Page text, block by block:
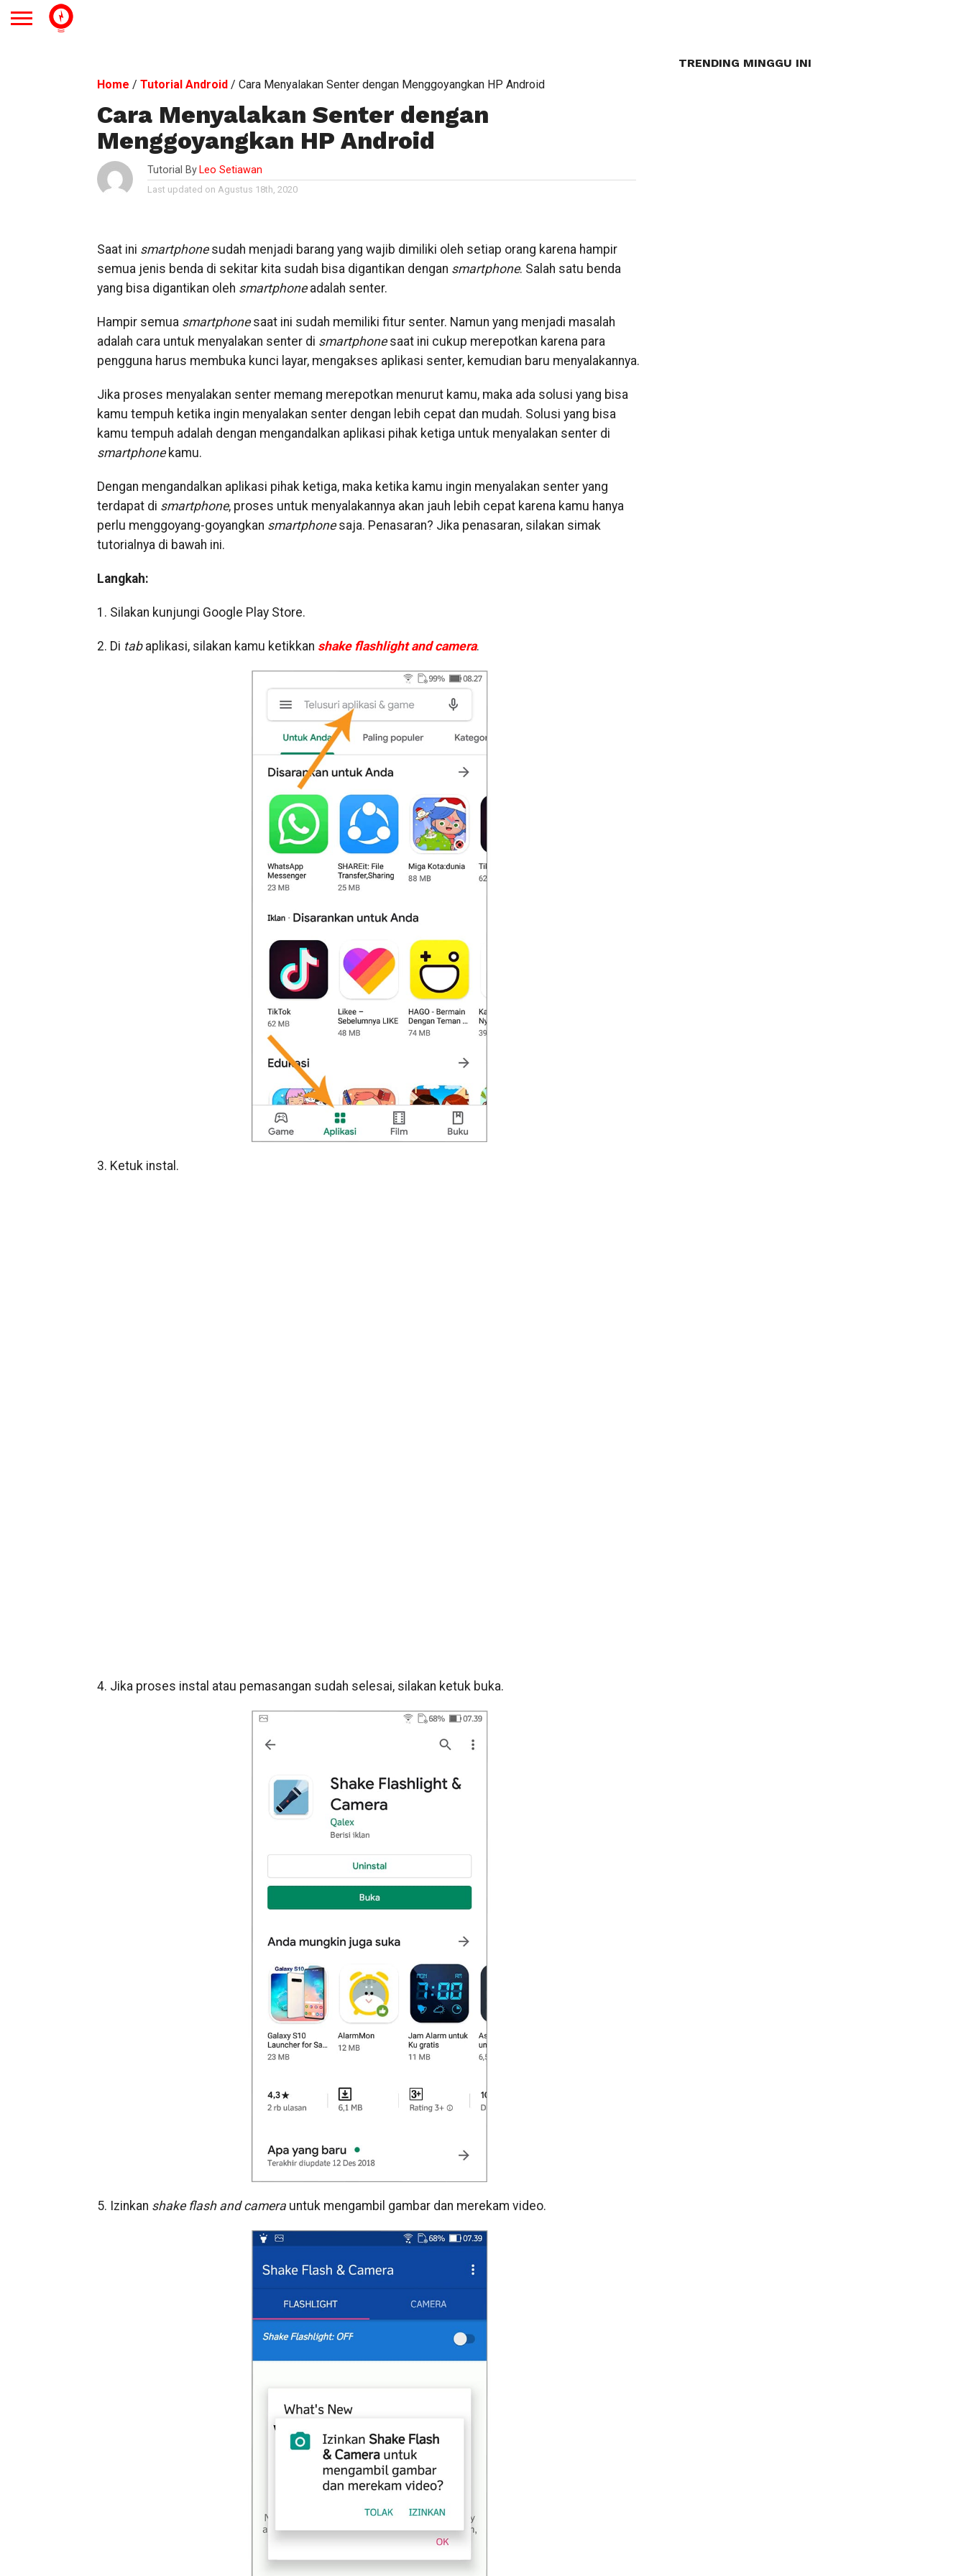
Home / Tutorial Android/ Cara Menyalakan Senter dengan Menggoyangkan HP Android
Cara Menyalakan Senter dengan
Menggoyangkan HP Android
Tutorial By Leo Setiawan
Last updated on Agustus 18th, 2020
Saat ini smartphonesudah menjadi barang yang wajib dimiliki oleh setiap orang karena hampir
semua jenis benda di sekitar kita sudah bisa digantikan dengan smartphone. Salah satu benda
yang bisa digantikan oleh smartphoneadalah senter.
Hampir semua smartphonesaat ini sudah memiliki fitur senter. Namun yang menjadi masalah
adalah cara untuk menyalakan senter di smartphonesaat ini cukup merepotkan karena para
pengguna harus membuka kunci layar, mengakses aplikasi senter, kemudian baru menyalakannya.
Jika proses menyalakan senter memang merepotkan menurut kamu, maka ada solusi yang bisa
kamu tempuh ketika ingin menyalakan senter dengan lebih cepat dan mudah. Solusi yang bisa
kamu tempuh adalah dengan mengandalkan aplikasi pihak ketiga untuk menyalakan senter di
smartphonekamu.
Dengan mengandalkan aplikasi pihak ketiga, maka ketika kamu ingin menyalakan senter yang
terdapat di smartphone, proses untuk menyalakannya akan jauh lebih cepat karena kamu hanya
perlu menggoyang-goyangkan smartphonesaja. Penasaran? Jika penasaran, silakan simak
tutorialnya di bawah ini.
Langkah:
1. Silakan kunjungi Google Play Store.
2. Di tabaplikasi, silakan kamu ketikkan shake flashlight and camera.
3. Ketuk instal.
4. Jika proses instal atau pemasangan sudah selesai, silakan ketuk buka.
5. Izinkan shake flash and camerauntuk mengambil gambar dan merekam video.
TRENDING MINGGU INI